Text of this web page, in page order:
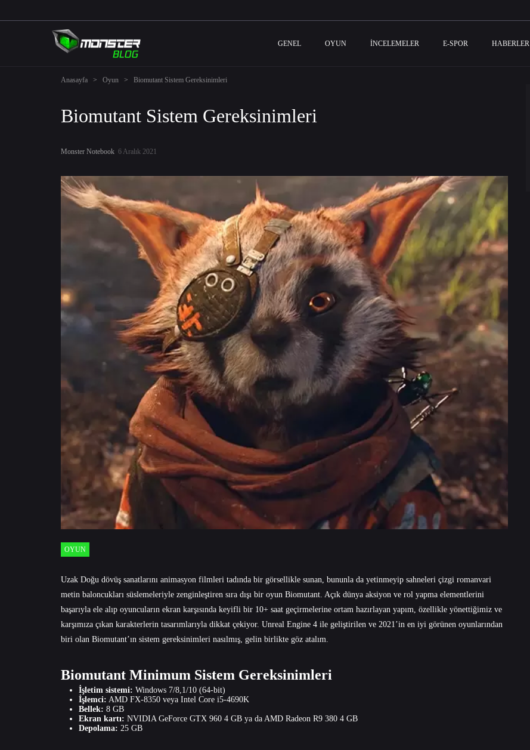
GENEL OYUN İNCELEMELER E-SPOR HABERLER
Anasayfa > Oyun > Biomutant Sistem Gereksinimleri
Biomutant Sistem Gereksinimleri
Monster Notebook 6 Aralık 2021
OYUN
Uzak Doğu dövüş sanatlarını animasyon filmleri tadında bir görsellikle sunan, bununla da yetinmeyip sahneleri çizgi romanvari
metin baloncukları süslemeleriyle zenginleştiren sıra dışı bir oyun Biomutant. Açık dünya aksiyon ve rol yapma elementlerini
başarıyla ele alıp oyuncuların ekran karşısında keyifli bir 10+ saat geçirmelerine ortam hazırlayan yapım, özellikle yönettiğimiz ve
karşımıza çıkan karakterlerin tasarımlarıyla dikkat çekiyor. Unreal Engine 4 ile geliştirilen ve 2021’in en iyi görünen oyunlarından
biri olan Biomutant’ın sistem gereksinimleri nasılmış, gelin birlikte göz atalım.
Biomutant Minimum Sistem Gereksinimleri
İşletim sistemi: Windows 7/8,1/10 (64-bit)
İşlemci: AMD FX-8350 veya Intel Core i5-4690K
Bellek: 8 GB
Ekran kartı: NVIDIA GeForce GTX 960 4 GB ya da AMD Radeon R9 380 4 GB
Depolama: 25 GB